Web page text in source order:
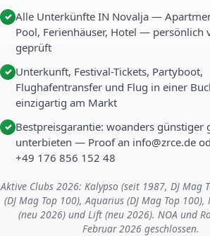
✓ Alle Unterkünfte IN Novalja —
Pool, Ferienhäuser, Hotel — persönlich
geprüft
✓ Unterkunft, Festival-Tickets, Partyboot,
Flughafentransfer und Flug in einer
einzigartig am Markt
✓ Bestpreisgarantie: woanders günstiger
unterbieten — Proof an info@zrce.de
+49 176 856 152 48
Aktive Clubs 2026: Kalypso (seit 1987, DJ Mag
(DJ Mag Top 100), Aquarius (DJ Mag Top
(neu 2026) und Lift (neu 2026). NOA und
Februar 2026 geschlossen.